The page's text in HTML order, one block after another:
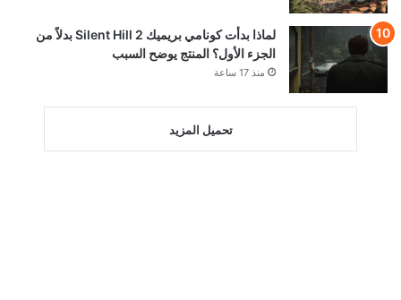
لماذا بدأت كونامي بريميك Silent Hill 2 بدلاً من
الجزء الأول؟ المنتج يوضح السبب
منذ 17 ساعة
تحميل المزيد